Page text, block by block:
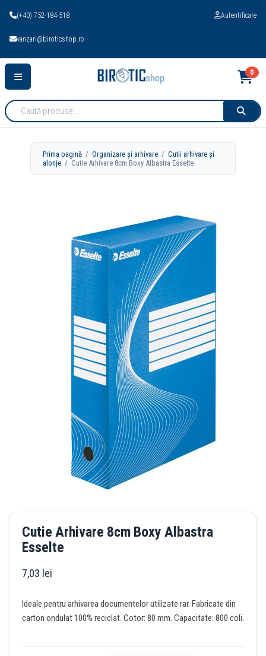
(+40) 752-184-518
vanzari@biroticshop.ro
Autentificare
Cauta
produse:
0
Prima pagină /Organizare și arhivare /Cutii arhivare și
alonje / Cutie Arhivare 8cm Boxy Albastra Esselte
Cutie Arhivare 8cm Boxy Albastra
Esselte
7,03 lei
Ideale pentru arhivarea documentelor utilizate rar. Fabricate din
carton ondulat 100% reciclat. Cotor: 80 mm. Capacitate: 800 coli.